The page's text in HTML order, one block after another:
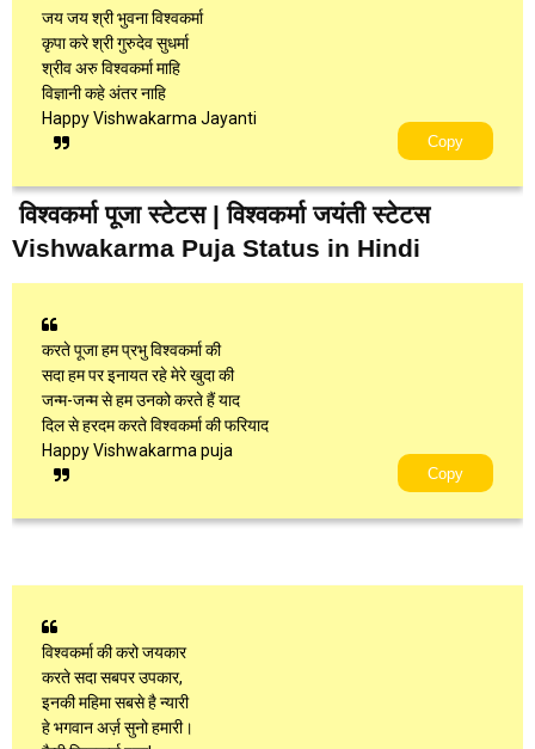
जय जय श्री भुवना विश्वकर्मा
कृपा करे श्री गुरुदेव सुधर्मा
श्रीव अरु विश्वकर्मा माहि
विज्ञानी कहे अंतर नाहि
Happy Vishwakarma Jayanti
Copy
विश्वकर्मा पूजा स्टेटस | विश्वकर्मा जयंती स्टेटस
Vishwakarma Puja Status in Hindi
करते पूजा हम प्रभु विश्वकर्मा की
सदा हम पर इनायत रहे मेरे खुदा की
जन्म-जन्म से हम उनको करते हैं याद
दिल से हरदम करते विश्वकर्मा की फरियाद
Happy Vishwakarma puja
Copy
विश्वकर्मा की करो जयकार
करते सदा सबपर उपकार,
इनकी महिमा सबसे है न्यारी
हे भगवान अर्ज़ सुनो हमारी।